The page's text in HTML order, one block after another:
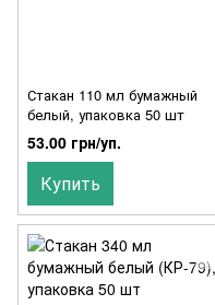
Стакан 110 мл бумажный
белый, упаковка 50 шт
53.00 грн/уп.
Купить